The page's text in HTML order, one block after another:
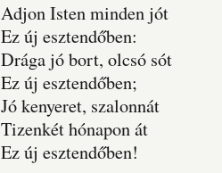
Adjon Isten minden jót
Ez új esztendőben:
Drága jó bort, olcsó sót
Ez új esztendőben;
Jó kenyeret, szalonnát
Tizenkét hónapon át
Ez új esztendőben!